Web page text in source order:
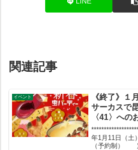
関連記事
イベント
《終了》１
サーカスで
〈41〉への
年1月11日（土
（予約制）